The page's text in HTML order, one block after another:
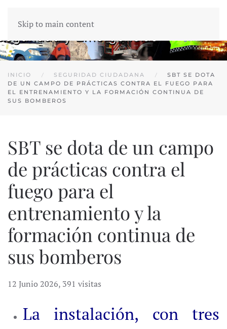
Skip to main content
INICIO SEGURIDAD CIUDADANA
SBT SE DOTA
DE UN CAMPO DE PRÁCTICAS CONTRA EL FUEGO PARA
EL ENTRENAMIENTO Y LA FORMACIÓN CONTINUA DE
SUS BOMBEROS
SBT se dota de un campo
de prácticas contra el
fuego para el
entrenamiento y la
formación continua de
sus bomberos
12 Junio 2026, 391 visitas
La instalación, con tres